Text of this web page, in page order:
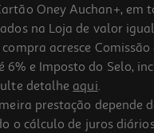
Aavv
Oney Auchan+, em
na Loja de valor
acresce Comissão
6% e Imposto do Selo,
detalhe aqui.
prestação depende
o cálculo de juros